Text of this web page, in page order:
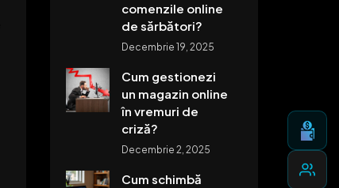
comenzile online
de sărbători?
Decembrie 19, 2025
Cum gestionezi
un magazin online
în vremuri de
criză?
Decembrie 2, 2025
Cum schimbă